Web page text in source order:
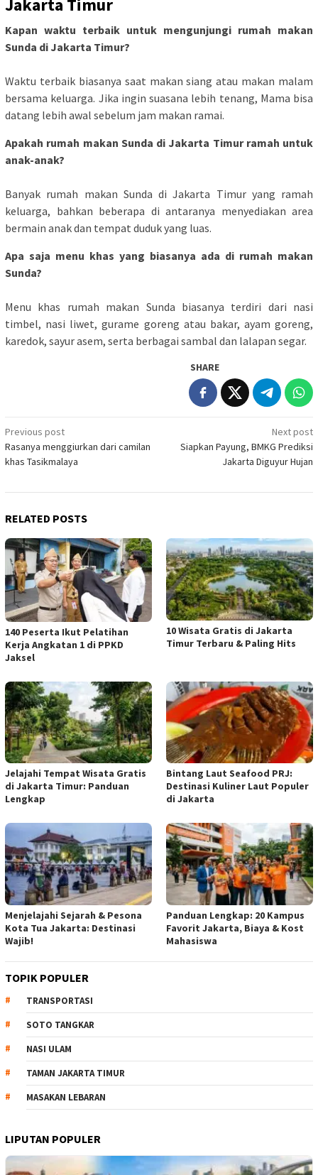
Jakarta Timur
Kapan waktu terbaik untuk mengunjungi rumah makan
Sunda di Jakarta Timur?
Waktu terbaik biasanya saat makan siang atau makan malam
bersama keluarga. Jika ingin suasana lebih tenang, Mama bisa
datang lebih awal sebelum jam makan ramai.
Apakah rumah makan Sunda di Jakarta Timur ramah untuk
anak-anak?
Banyak rumah makan Sunda di Jakarta Timur yang ramah
keluarga, bahkan beberapa di antaranya menyediakan area
bermain anak dan tempat duduk yang luas.
Apa saja menu khas yang biasanya ada di rumah makan
Sunda?
Menu khas rumah makan Sunda biasanya terdiri dari nasi
timbel, nasi liwet, gurame goreng atau bakar, ayam goreng,
karedok, sayur asem, serta berbagai sambal dan lalapan segar.
SHARE
Post
navigation
Previous post
Rasanya menggiurkan dari camilan
khas Tasikmalaya
Next post
Siapkan Payung, BMKG Prediksi
Jakarta Diguyur Hujan
RELATED POSTS
140 Peserta Ikut Pelatihan
Kerja Angkatan 1 di PPKD
Jaksel
10 Wisata Gratis di Jakarta
Timur Terbaru & Paling Hits
Jelajahi Tempat Wisata Gratis
di Jakarta Timur: Panduan
Lengkap
Bintang Laut Seafood PRJ:
Destinasi Kuliner Laut Populer
di Jakarta
Menjelajahi Sejarah & Pesona
Kota Tua Jakarta: Destinasi
Wajib!
Panduan Lengkap: 20 Kampus
Favorit Jakarta, Biaya & Kost
Mahasiswa
TOPIK POPULER
TRANSPORTASI
SOTO TANGKAR
NASI ULAM
TAMAN JAKARTA TIMUR
MASAKAN LEBARAN
LIPUTAN POPULER